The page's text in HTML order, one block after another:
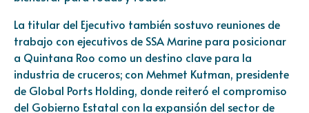
La titular del Ejecutivo también sostuvo reuniones de
trabajo con ejecutivos de SSA Marine para posicionar
a Quintana Roo como un destino clave para la
industria de cruceros; con Mehmet Kutman, presidente
de Global Ports Holding, donde reiteró el compromiso
del Gobierno Estatal con la expansión del sector de